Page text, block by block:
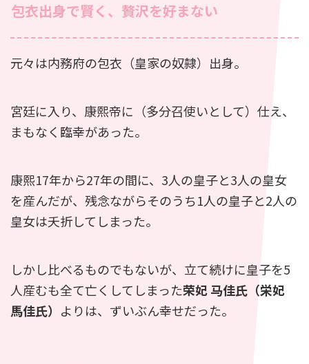
包衣出身で賢く、贅沢を好まない
元々は内務府の包衣（皇家の奴隷）出身。
宮廷に入り、康熙帝に（多分召使いとして）仕え、
まもなく臨幸があった。
康熙17年から27年の間に、3人の皇子と3人の皇女
を産んだが、残念ながらそのうち1人の皇子と2人の
皇女は夭折してしまった。
しかし比べるものでもないが、立て続けに皇子を5
人産むも全て亡くしてしまった荣妃 马佳氏（栄妃
馬佳氏） よりは、ずいぶん幸せだった。